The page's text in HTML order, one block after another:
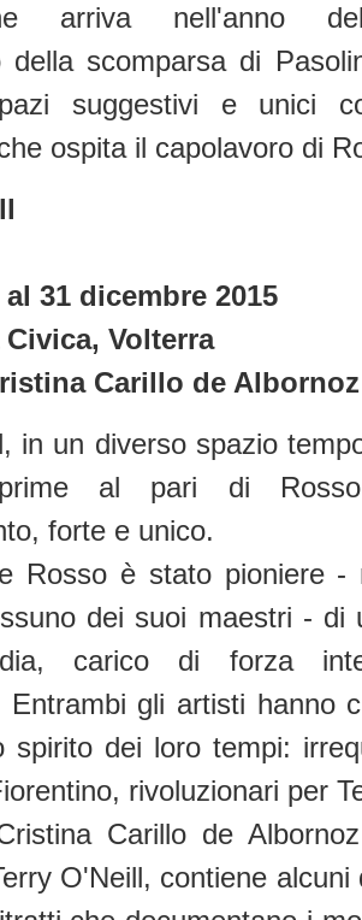
arriva nell'anno
della scomparsa di
suggestivi e unici
ospita il capolavoro di
31 dicembre 2015
Volterra
Carillo de Albornoz
in un diverso spazio
al pari di
forte e unico.
Rosso è stato pioniere -
dei suoi maestri - di
carico di forza
Entrambi gli artisti hanno
spirito dei loro tempi:
rivoluzionari per
Carillo de
O'Neill, contiene alcuni